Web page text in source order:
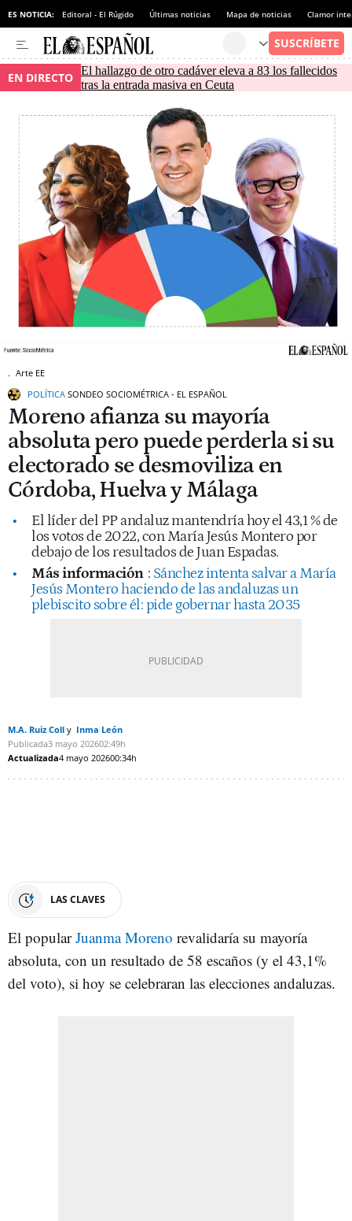
ES NOTICIA: Editoral - El Rúgido Últimas noticias Mapa de noticias Clamor
EN DIRECTO El hallazgo de otro cadáver eleva a 83 los fallecidos
tras la entrada masiva en Ceuta
. Arte EE
POLÍTICA SONDEO SOCIOMÉTRICA - EL ESPAÑOL
Moreno afianza su mayoría
absoluta pero puede perderla si su
electorado se desmoviliza en
Córdoba, Huelva y Málaga
El líder del PP andaluz mantendría hoy el 43,1 % de
los votos de 2022, con María Jesús Montero por
debajo de los resultados de Juan Espadas.
Más información : Sánchez intenta salvar a María
Jesús Montero haciendo de las andaluzas un
plebiscito sobre él: pide gobernar hasta 2035
M.A. Ruiz Coll
Inma León
Publicada3 mayo 202602:49h
Actualizada4 mayo 202600:34h
LAS CLAVES
El popularJuanma Moreno revalidaría su mayoría
absoluta, con un resultado de 58 escaños (y el 43,1%
del voto), si hoy se celebraran las elecciones andaluzas.